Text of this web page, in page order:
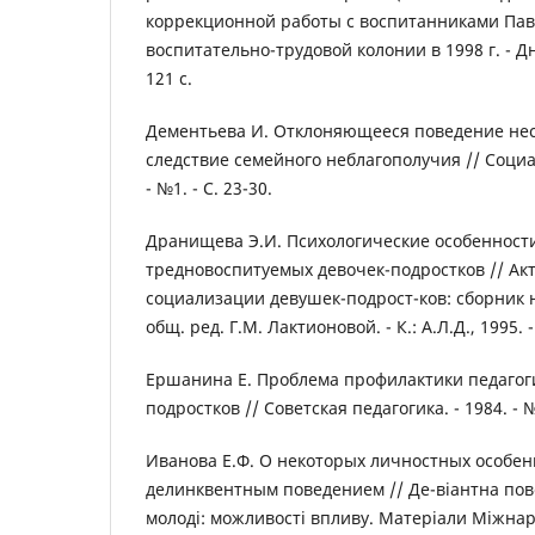
коррекционной работы с воспитанниками
воспитательно-трудовой колонии в 1998 г. -
121 с.
Дементьева И. Отклоняющееся поведение
следствие семейного неблагополучия //
- №1. - С. 23-30.
Дранищева Э.И. Психологические
тредновоспитуемых девочек-подростков //
социализации девушек-подрост-ков: сборник
общ. ред. Г.М. Лактионовой. - К.: А.Л.Д., 1995.
Ершанина Е. Проблема профилактики
подростков // Советская педагогика. - 1984. -
Иванова Е.Ф. О некоторых личностных
делинквентным поведением // Де-віантна
молоді: можливості впливу. Матеріали